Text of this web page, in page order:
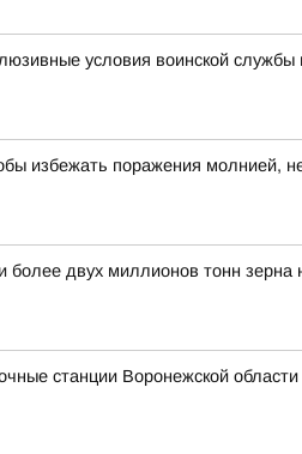
условия воинской
избежать поражения молнией,
более двух миллионов тонн зерна
станции Воронежской